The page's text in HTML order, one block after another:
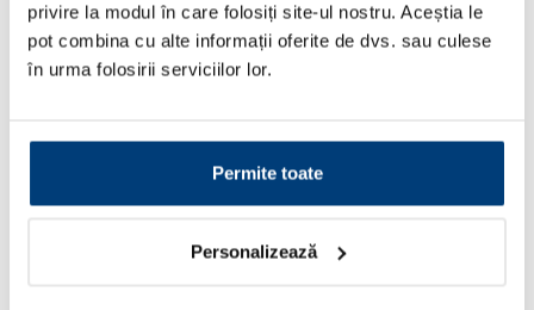
privire la modul în care folosiți site-ul nostru. Aceștia le
pot combina cu alte informații oferite de dvs. sau culese
în urma folosirii serviciilor lor.
Permite toate
Personalizează
am convins sa investesti intr-o camera auto DVR si
iti recomandam sa vizitezi oferta de camere din
portofoliul Falcon Electronics, apartinand unor
brand-uri reprezentate